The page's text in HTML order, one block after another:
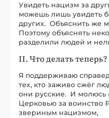
Увидеть нацизм за
можешь лишь увидеть
других. Объяснить же
Поэтому объяснять
разделили людей и
II. Что делать теперь?
Я поддерживаю
тех, кто заживо сжёг
они русские. И молюсь
Церковью за воинство
звериным нацизмом,